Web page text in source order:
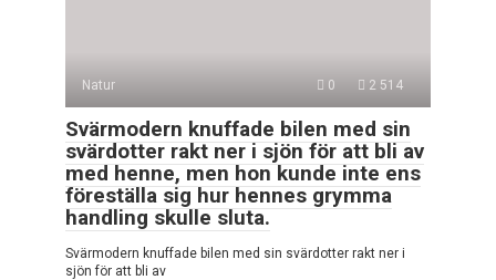
Natur 0 2 514
Svärmodern knuffade bilen med sin
svärdotter rakt ner i sjön för att bli av
med henne, men hon kunde inte ens
föreställa sig hur hennes grymma
handling skulle sluta.
Svärmodern knuffade bilen med sin svärdotter rakt ner i
sjön för att bli av